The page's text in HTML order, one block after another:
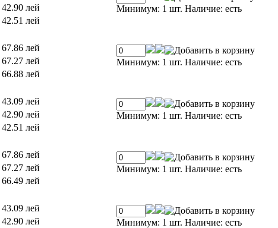
42.90 лей
42.51 лей
Минимум: 1 шт. Наличие: есть
67.86 лей
67.27 лей
66.88 лей
Минимум: 1 шт. Наличие: есть
43.09 лей
42.90 лей
42.51 лей
Минимум: 1 шт. Наличие: есть
67.86 лей
67.27 лей
66.49 лей
Минимум: 1 шт. Наличие: есть
43.09 лей
42.90 лей
Минимум: 1 шт. Наличие: есть